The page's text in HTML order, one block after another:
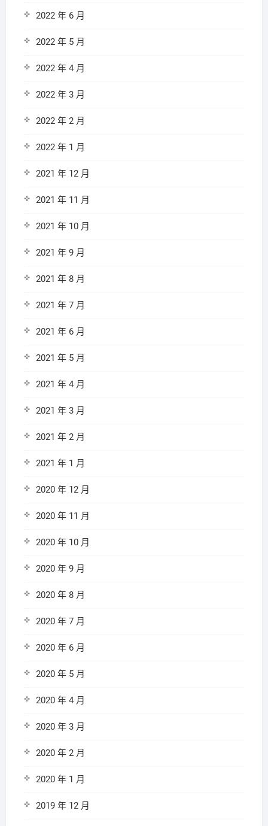
2022 年 6 月
2022 年 5 月
2022 年 4 月
2022 年 3 月
2022 年 2 月
2022 年 1 月
2021 年 12 月
2021 年 11 月
2021 年 10 月
2021 年 9 月
2021 年 8 月
2021 年 7 月
2021 年 6 月
2021 年 5 月
2021 年 4 月
2021 年 3 月
2021 年 2 月
2021 年 1 月
2020 年 12 月
2020 年 11 月
2020 年 10 月
2020 年 9 月
2020 年 8 月
2020 年 7 月
2020 年 6 月
2020 年 5 月
2020 年 4 月
2020 年 3 月
2020 年 2 月
2020 年 1 月
2019 年 12 月